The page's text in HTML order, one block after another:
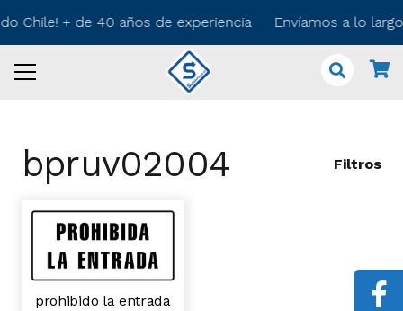
Chile! + de 40 años de experiencia Envíamos a lo
bpruv02004 Filtros
prohibido la entrada